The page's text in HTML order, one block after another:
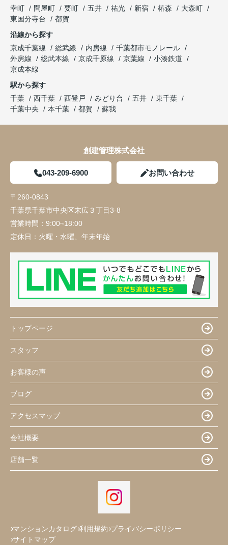
幸町
問屋町 要町 五井 祐光 新宿 椿森
大森町
東国分寺台
都賀
沿線から探す
京成千葉線
総武線 内房線
千葉都市モノレール
外房線
総武本線 京成千原線 京葉線
小湊鉄道
京成本線
駅から探す
千葉
西千葉 西登戸 みどり台 五井
東千葉
千葉中央
本千葉 都賀 蘇我
創建管理株式会社
043-209-6900 お問い合わせ
〒260-0843
千葉県千葉市中央区末広３丁目3-8
営業時間： 9:00~18:00
定休日： 火曜・水曜、年末年始
トップページ
スタッフ
お客様の声
ブログ
アクセスマップ
会社概要
店舗一覧
マンションカタログ 利用規約 プライバシーポリシー
サイトマップ